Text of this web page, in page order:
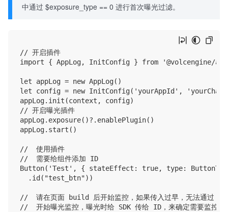
中通过 $exposure_type == 0 进行首次曝光过滤。
// 开启插件
import { AppLog, InitConfig } from '@volcengine/
let appLog = new AppLog()
let config = new InitConfig('yourAppId',
appLog.init(context, config)
// 开启曝光插件
appLog.exposure()?.enablePlugin()
appLog.start()
//  使用插件
//  需要给组件添加 ID
Button('Test', { stateEffect: true, type:
  .id("test_btn"))
//  请在页面 build 后开始监控，如果传入过早，无法通过
//  开始曝光监控，曝光时给 SDK 传给 ID，来确定需要监控哪